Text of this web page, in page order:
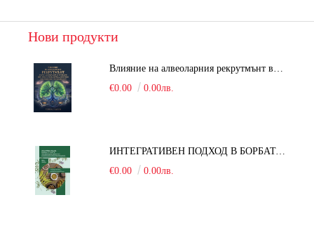
Нови продукти
Влияние на алвеоларния рекрутмънт върху белодробната функция при робот-асистирана хирургия в положение Тренделенбург
€0.00
0.00лв.
ИНТЕГРАТИВЕН ПОДХОД В БОРБАТА С COVID-19: От патогенезата на Sars-Cov-2 до фитомедицината и етноботаниката. Антивирусна активност и терапевтичен потенциал на българските лечебни растения
€0.00
0.00лв.